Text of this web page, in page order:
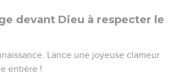
devant Dieu à respecter le
Lance une joyeuse clameur
entière !